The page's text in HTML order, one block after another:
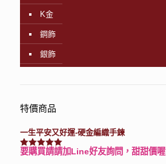
K金
鋼飾
銀飾
特價商品
一生平安又好運-硬金編織手鍊
評分7740滿分 5
要購買請請加Line好友詢問，甜甜價喔